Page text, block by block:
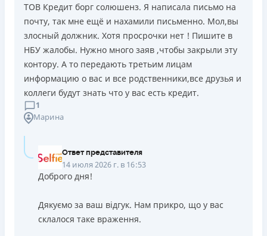
ТОВ Кредит борг солюшенз. Я написала письмо на
почту, так мне ещё и нахамили письменно. Мол,вы
злосный должник. Хотя просрочки нет ! Пишите в
НБУ жалобы. Нужно много заяв ,чтобы закрыли эту
контору. А то передають третьим лицам
информацию о вас и все родственники,все друзья и
коллеги будут знать что у вас есть кредит.
1
Марина
Ответ представителя
14 июля 2026 г. в 16:53
Доброго дня!
Дякуємо за ваш відгук. Нам прикро, що у вас
склалося таке враження.